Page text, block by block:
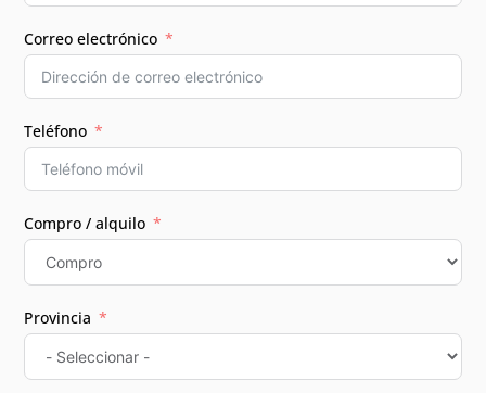
Correo electrónico
Teléfono
Compro / alquilo
Provincia